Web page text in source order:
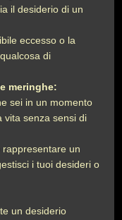
il desiderio di un
eccesso o la
di
meringhe:
sei in un momento
vita senza sensi di
rappresentare un
i tuoi desideri o
un desiderio